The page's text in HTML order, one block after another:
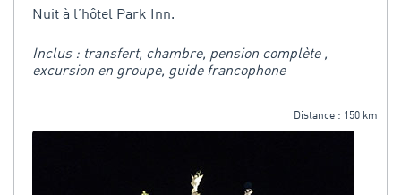
Nuit à l’hôtel Park Inn.
Inclus : transfert, chambre, pension complète ,
excursion en groupe, guide francophone
Distance : 150 km